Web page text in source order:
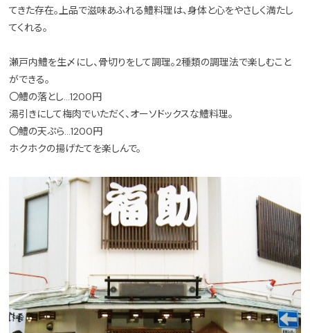
てきた存在。上品で滋味あふれる鱧料理は、身体と心をやさしく満たし
てくれる。
瀬戸内鱧を生〆にし、骨切りをして調理。2種類の調理法で楽しむこと
ができる。
〇鱧の落とし…1200円
湯引きにして梅肉でいただく、オーソドックスな鱧料理。
〇鱧の天ぷら…1200円
ホクホクの揚げたてを楽しんで。